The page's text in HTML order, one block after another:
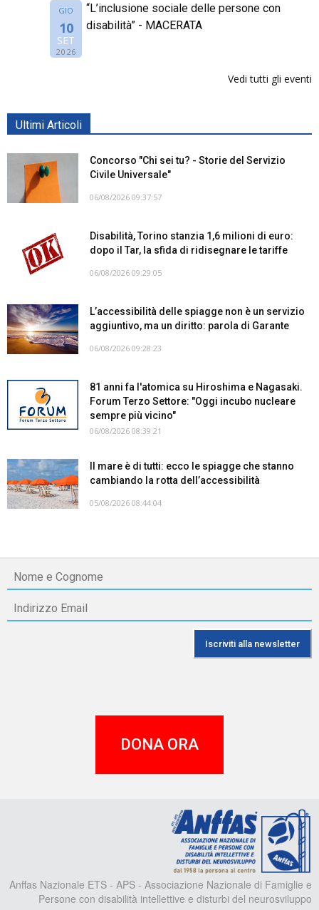
GIO
10
SET
2026
“L’inclusione sociale delle persone con
disabilità” - MACERATA
Vedi tutti gli eventi
Ultimi Articoli
Concorso "Chi sei tu? - Storie del Servizio
Civile Universale"
06/08/2026 09:37:57
Disabilità, Torino stanzia 1,6 milioni di euro:
dopo il Tar, la sfida di ridisegnare le tariffe
06/08/2026 09:29:05
L’accessibilità delle spiagge non è un servizio
aggiuntivo, ma un diritto: parola di Garante
06/08/2026 09:28:23
81 anni fa l'atomica su Hiroshima e Nagasaki.
Forum Terzo Settore: "Oggi incubo nucleare
sempre più vicino"
06/08/2026 08:39:21
Il mare è di tutti: ecco le spiagge che stanno
cambiando la rotta dell’accessibilità
05/08/2026 08:44:04
DONA ORA
Anffas Nazionale ETS - APS - Associazione Nazionale di Famiglie e
Persone con disabilità intellettive e disturbi del neurosviluppo